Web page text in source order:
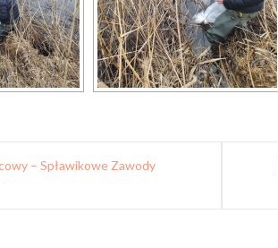
– Spławikowe Zawody